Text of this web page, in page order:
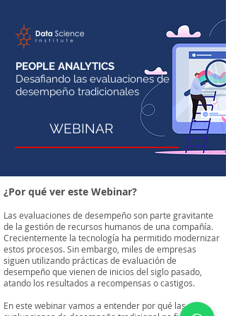
PEOPLE ANALYTICS
Desafiando las evaluaciones de
desempeño tradicionales
WEBINAR
¿Por qué ver este Webinar?
Las evaluaciones de desempeño son parte gravitante
de la gestión de recursos humanos de una compañía.
Crecientemente la tecnología ha permitido modernizar
estos procesos. Sin embargo, miles de empresas
siguen utilizando prácticas de evaluación de
desempeño que vienen de inicios del siglo pasado,
atando los resultados a recompensas o castigos.
En este webinar vamos a entender por qué las